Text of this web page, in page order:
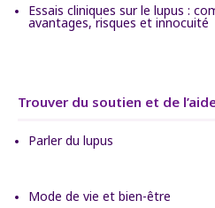
Essais cliniques sur le lupus :
avantages, risques et innocuité
Trouver du soutien et de
Parler du lupus
Mode de vie et bien-être